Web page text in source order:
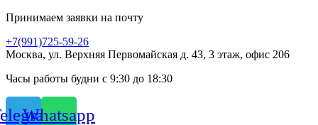
Принимаем заявки на почту
+7(991)725-59-26
Москва, ул. Верхняя Первомайская д. 43, 3 этаж, офис 206
Часы работы будни с 9:30 до 18:30
Whatsapp